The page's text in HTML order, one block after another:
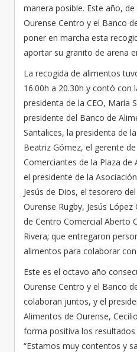
manera posible. Este año,
Ourense Centro y el Banco
poner en marcha esta
aportar su granito de arena
La recogida de alimentos
16.00h a 20.30h y contó con
presidenta de la CEO, María
presidente del Banco de
Santalices, la presidenta de
Beatriz Gómez, el gerente
Comerciantes de la Plaza de
el presidente de la
Jesús de Dios, el tesorero
Ourense Rugby, Jesús
de Centro Comercial Aberto
Rivera; que entregaron
alimentos para colaborar
Este es el octavo año
Ourense Centro y el Banco
colaboran juntos, y el
Alimentos de Ourense,
forma positiva los resultados
“Estamos muy contentos y